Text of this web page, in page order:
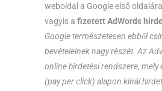
weboldal a Google első
vagyis a fizetett AdWords
Google természetesen ebből
bevételeinek nagy részét. Az
online hirdetési rendszere, mely
(pay per click) alapon kínál